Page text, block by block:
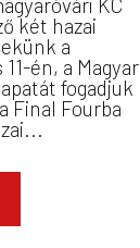
két hazai
a
én, a Magyar
fogadjuk
Final Fourba